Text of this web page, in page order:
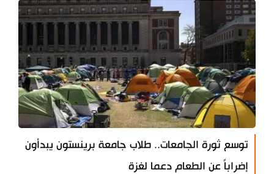
توسع ثورة الجامعات.. طلاب جامعة برينستون يبدأون
إضراباً عن الطعام دعما لغزة